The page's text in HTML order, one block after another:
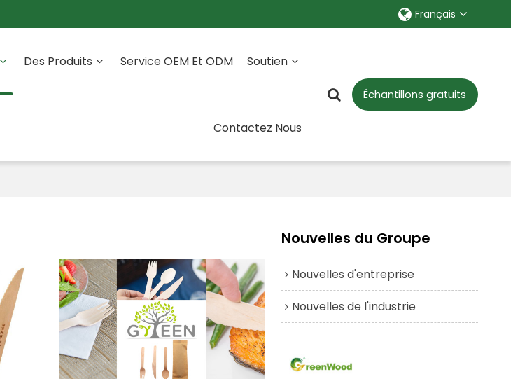
Français
Des Produits Service OEM Et ODM Soutien
Contactez Nous
Échantillons gratuits
Nouvelles du Groupe
Nouvelles d'entreprise
Nouvelles de l'industrie